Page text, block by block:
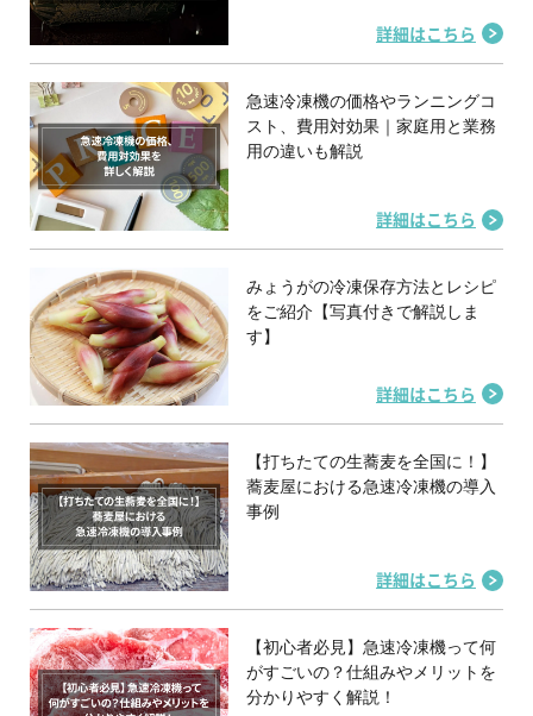
詳細はこちら
急速冷凍機の価格やランニングコ
スト、費用対効果｜家庭用と業務
用の違いも解説
詳細はこちら
みょうがの冷凍保存方法とレシピ
をご紹介【写真付きで解説しま
す】
詳細はこちら
【打ちたての生蕎麦を全国に！】
蕎麦屋における急速冷凍機の導入
事例
詳細はこちら
【初心者必見】急速冷凍機って何
がすごいの？仕組みやメリットを
分かりやすく解説！